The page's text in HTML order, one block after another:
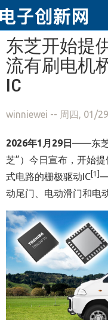
跳转到主要内容
东芝开始提
流有刷电机
IC
winniewei -- 周四, 01/
2026年1 月 29日——东芝
芝”）今日宣布，开始
式电路的栅极驱动IC[1]
动尾门、电动滑门和电